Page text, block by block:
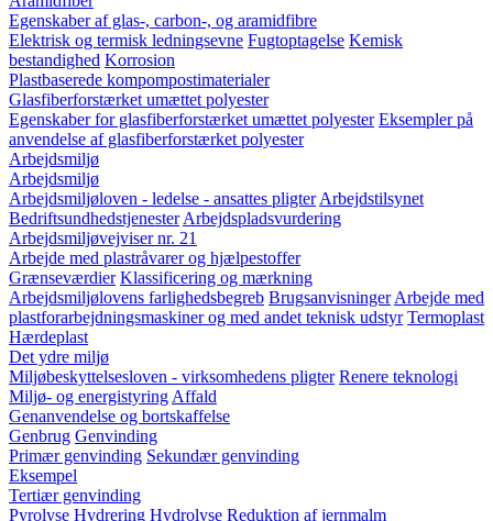
Egenskaber af glas-, carbon-, og aramidfibre
Elektrisk og termisk ledningsevne Fugtoptagelse Kemisk
bestandighed Korrosion
Plastbaserede kompompostimaterialer
Glasfiberforstærket umættet polyester
Egenskaber for glasfiberforstærket umættet polyester Eksempler på
anvendelse af glasfiberforstærket polyester
Arbejdsmiljø
Arbejdsmiljø
Arbejdsmiljøloven - ledelse - ansattes pligter Arbejdstilsynet
Bedriftsundhedstjenester Arbejdspladsvurdering
Arbejdsmiljøvejviser nr. 21
Arbejde med plastråvarer og hjælpestoffer
Grænseværdier Klassificering og mærkning
Arbejdsmiljølovens farlighedsbegreb Brugsanvisninger Arbejde med
plastforarbejdningsmaskiner og med andet teknisk udstyr Termoplast
Hærdeplast
Det ydre miljø
Miljøbeskyttelsesloven - virksomhedens pligter Renere teknologi
Miljø- og energistyring Affald
Genanvendelse og bortskaffelse
Genbrug Genvinding
Primær genvinding Sekundær genvinding
Eksempel
Tertiær genvinding
Pyrolyse Hydrering Hydrolyse Reduktion af jernmalm